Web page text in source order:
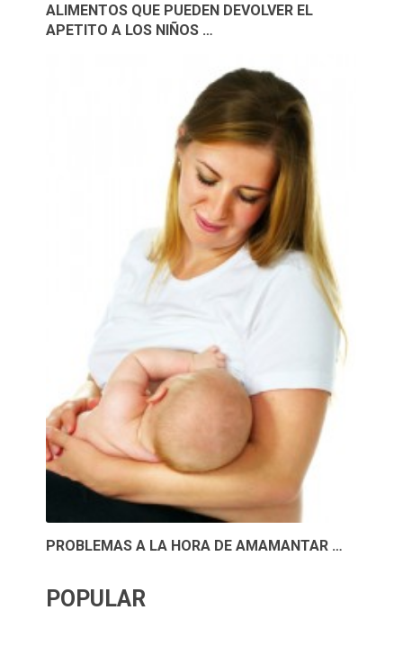
ALIMENTOS QUE PUEDEN DEVOLVER EL
APETITO A LOS NIÑOS …
PROBLEMAS A LA HORA DE AMAMANTAR …
POPULAR